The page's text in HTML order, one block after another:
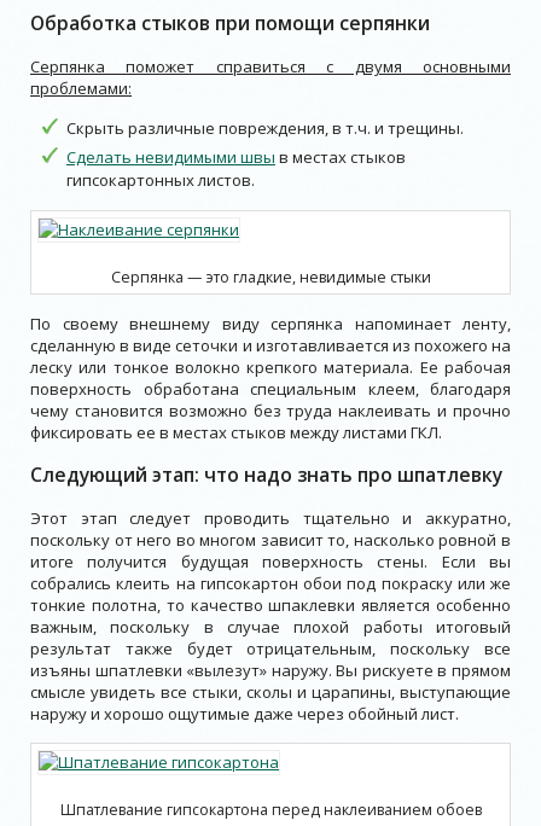
Обработка стыков при помощи серпянки
Серпянка поможет справиться с двумя основными
проблемами:
Скрыть различные повреждения, в т.ч. и трещины.
Сделать невидимыми швы в местах стыков
гипсокартонных листов.
Серпянка — это гладкие, невидимые стыки
По своему внешнему виду серпянка напоминает ленту,
сделанную в виде сеточки и изготавливается из похожего на
леску или тонкое волокно крепкого материала. Ее рабочая
поверхность обработана специальным клеем, благодаря
чему становится возможно без труда наклеивать и прочно
фиксировать ее в местах стыков между листами ГКЛ.
Следующий этап: что надо знать про шпатлевку
Этот этап следует проводить тщательно и аккуратно,
поскольку от него во многом зависит то, насколько ровной в
итоге получится будущая поверхность стены. Если вы
собрались клеить на гипсокартон обои под покраску или же
тонкие полотна, то качество шпаклевки является особенно
важным, поскольку в случае плохой работы итоговый
результат также будет отрицательным, поскольку все
изъяны шпатлевки «вылезут» наружу. Вы рискуете в прямом
смысле увидеть все стыки, сколы и царапины, выступающие
наружу и хорошо ощутимые даже через обойный лист.
Шпатлевание гипсокартона перед наклеиванием обоев